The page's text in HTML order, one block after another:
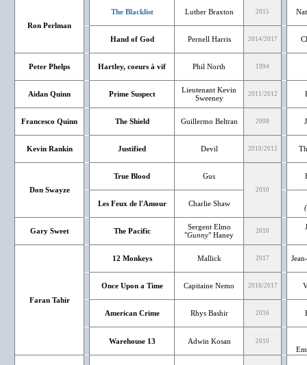
Ron Perlman
The Blacklist Luther Braxton 2015
Hand of God Pernell Harris 2014/2017
Peter Phelps Hartley, coeurs à vif Phil North 1994
Aidan Quinn Prime Suspect
Lieutenant Kevin
Sweeney
2011/2012
Francesco Quinn The Shield Guillermo Beltran 2008
Kevin Rankin Justified Devil 2010/2012
Don Swayze
True Blood Gus
2010
Les Feux de l'Amour Charlie Shaw
Gary Sweet The Pacific
Sergent Elmo
"Gunny" Haney 2010
Faran Tahir
12 Monkeys Mallick 2017
Once Upon a Time Capitaine Nemo 2016/2017
American Crime Rhys Bashir 2016
Warehouse 13 Adwin Kosan 2010